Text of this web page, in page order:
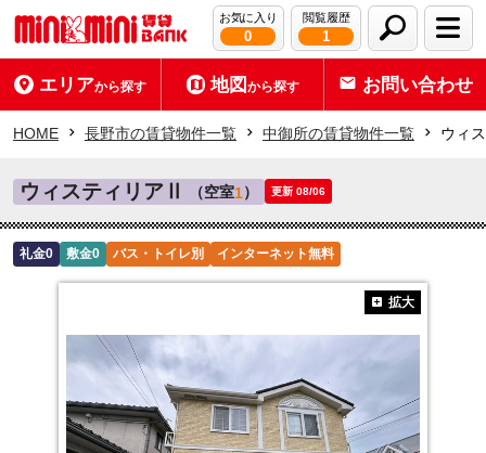
お気に入り
0
閲覧履歴
1
エリアから探す 地図から探す お問い合わせ
HOME 長野市の賃貸物件一覧 中御所の賃貸物件一覧 ウィ
ウィスティリアⅡ （空室1） 更新 08/06
礼金0 敷金0 バス・トイレ別 インターネット無料
拡大